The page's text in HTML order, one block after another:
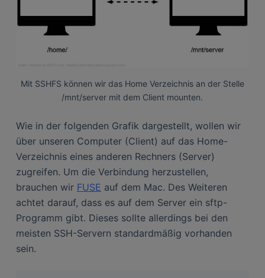
Mit SSHFS können wir das Home Verzeichnis an der Stelle
/mnt/server mit dem Client mounten.
Wie in der folgenden Grafik dargestellt, wollen wir
über unseren Computer (Client) auf das Home-
Verzeichnis eines anderen Rechners (Server)
zugreifen. Um die Verbindung herzustellen,
brauchen wir FUSE auf dem Mac. Des Weiteren
achtet darauf, dass es auf dem Server ein sftp-
Programm gibt. Dieses sollte allerdings bei den
meisten SSH-Servern standardmäßig vorhanden
sein.